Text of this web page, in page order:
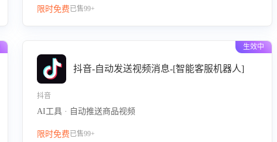
限时免费已售99+
生效中
抖音-自动发送视频消息-[智能客服机器人]
抖音
AI工具 · 自动推送商品视频
限时免费已售99+